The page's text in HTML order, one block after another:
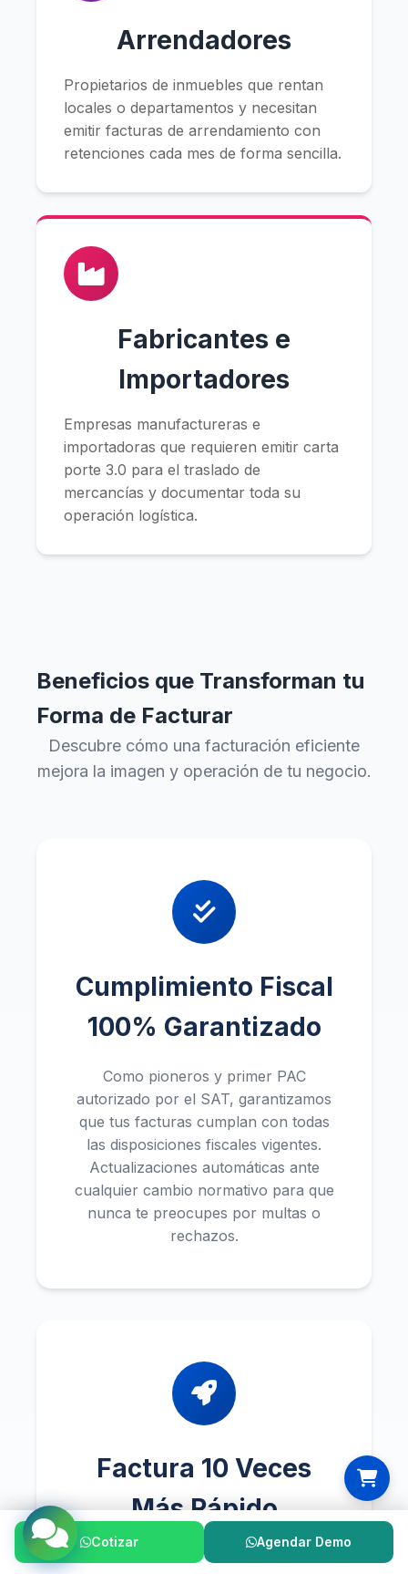
Arrendadores
Propietarios de inmuebles que rentan
locales o departamentos y necesitan
emitir facturas de arrendamiento con
retenciones cada mes de forma sencilla.
Fabricantes e
Importadores
Empresas manufactureras e
importadoras que requieren emitir carta
porte 3.0 para el traslado de
mercancías y documentar toda su
operación logística.
Beneficios que Transforman tu
Forma de Facturar
Descubre cómo una facturación eficiente
mejora la imagen y operación de tu negocio.
Cumplimiento Fiscal
100% Garantizado
Como pioneros y primer PAC
autorizado por el SAT, garantizamos
que tus facturas cumplan con todas
las disposiciones fiscales vigentes.
Actualizaciones automáticas ante
cualquier cambio normativo para que
nunca te preocupes por multas o
rechazos.
Factura 10 Veces
Más Rápido
Lo que antes te tomaba 10 minutos
Cotizar Agendar Demo